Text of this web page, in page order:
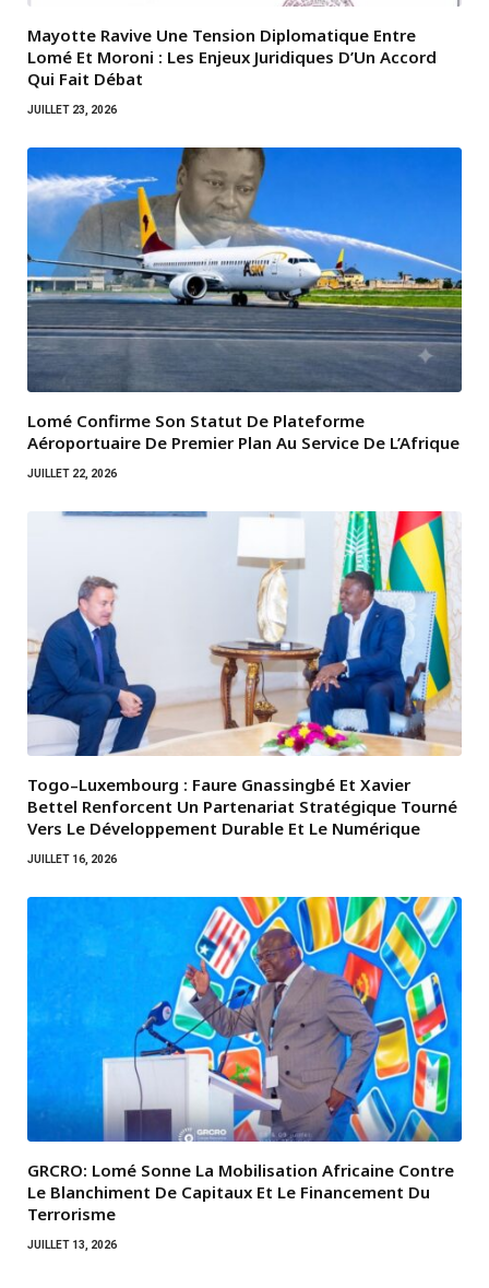
Mayotte Ravive Une Tension Diplomatique Entre
Lomé Et Moroni : Les Enjeux Juridiques D’Un Accord
Qui Fait Débat
JUILLET 23, 2026
Lomé Confirme Son Statut De Plateforme
Aéroportuaire De Premier Plan Au Service De L’Afrique
JUILLET 22, 2026
Togo–Luxembourg : Faure Gnassingbé Et Xavier
Bettel Renforcent Un Partenariat Stratégique Tourné
Vers Le Développement Durable Et Le Numérique
JUILLET 16, 2026
GRCRO: Lomé Sonne La Mobilisation Africaine Contre
Le Blanchiment De Capitaux Et Le Financement Du
Terrorisme
JUILLET 13, 2026